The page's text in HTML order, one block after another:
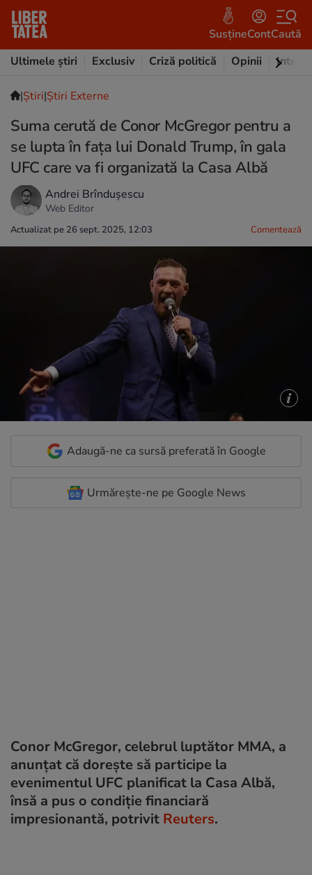
SusțineContCaută
Ultimele știri
Exclusiv Criză politică Opinii
|Ştiri|Știri Externe
Suma cerută de Conor McGregor pentru a
se lupta în fața lui Donald Trump, în gala
UFC care va fi organizată la Casa Albă
Andrei Brîndușescu
Web Editor
Actualizat pe 26 sept. 2025, 12:03 Comentează
Adaugă-ne ca sursă preferată în Google
Urmărește-ne pe Google News
Conor McGregor, celebrul luptător MMA, a
anunțat că dorește să participe la
evenimentul UFC planificat la Casa Albă,
însă a pus o condiție financiară
impresionantă, potrivit Reuters.